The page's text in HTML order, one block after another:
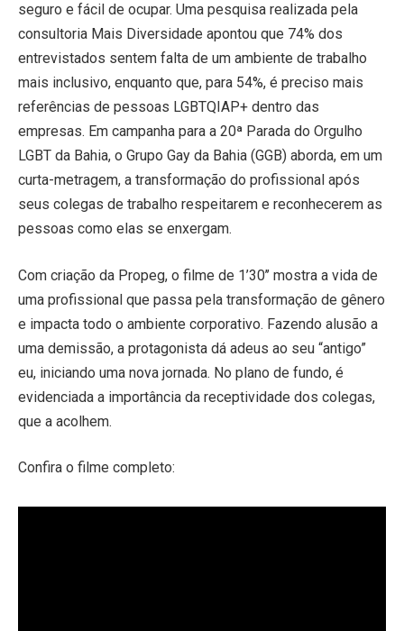
seguro e fácil de ocupar. Uma pesquisa realizada pela
consultoria Mais Diversidade apontou que 74% dos
entrevistados sentem falta de um ambiente de trabalho
mais inclusivo, enquanto que, para 54%, é preciso mais
referências de pessoas LGBTQIAP+ dentro das
empresas. Em campanha para a 20ª Parada do Orgulho
LGBT da Bahia, o Grupo Gay da Bahia (GGB) aborda, em um
curta-metragem, a transformação do profissional após
seus colegas de trabalho respeitarem e reconhecerem as
pessoas como elas se enxergam.
Com criação da Propeg, o filme de 1’30’’ mostra a vida de
uma profissional que passa pela transformação de gênero
e impacta todo o ambiente corporativo. Fazendo alusão a
uma demissão, a protagonista dá adeus ao seu “antigo”
eu, iniciando uma nova jornada. No plano de fundo, é
evidenciada a importância da receptividade dos colegas,
que a acolhem.
Confira o filme completo: